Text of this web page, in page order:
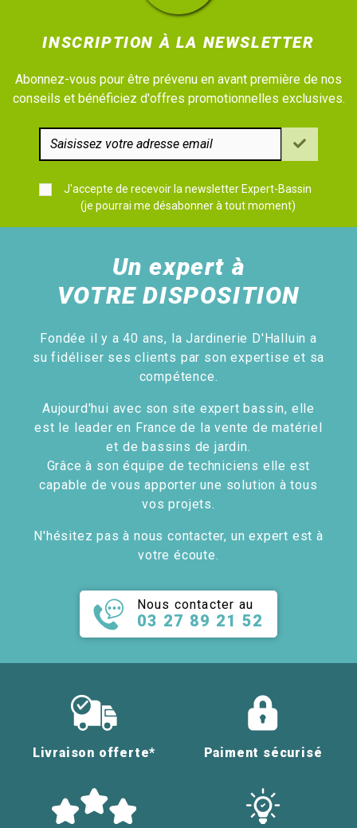
INSCRIPTION À LA NEWSLETTER
Abonnez-vous pour être prévenu en avant première de nos
conseils et bénéficiez d'offres promotionnelles exclusives.
J'accepte de recevoir la newsletter Expert-Bassin
(je pourrai me désabonner à tout moment)
Un expert à
VOTRE DISPOSITION
Fondée il y a 40 ans, la Jardinerie D'Halluin a
su fidéliser ses clients par son expertise et sa
compétence.
Aujourd'hui avec son site expert bassin, elle
est le leader en France de la vente de matériel
et de bassins de jardin.
Grâce à son équipe de techniciens elle est
capable de vous apporter une solution à tous
vos projets.
N'hésitez pas à nous contacter, un expert est à
votre écoute.
Nous contacter au
03 27 89 21 52
Livraison offerte* Paiment sécurisé